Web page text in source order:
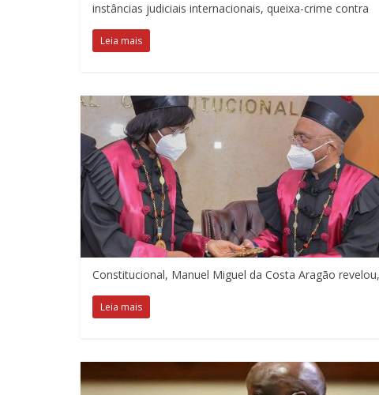
instâncias judiciais internacionais, queixa-crime contra
Leia mais
Constitucional, Manuel Miguel da Costa Aragão
Leia mais